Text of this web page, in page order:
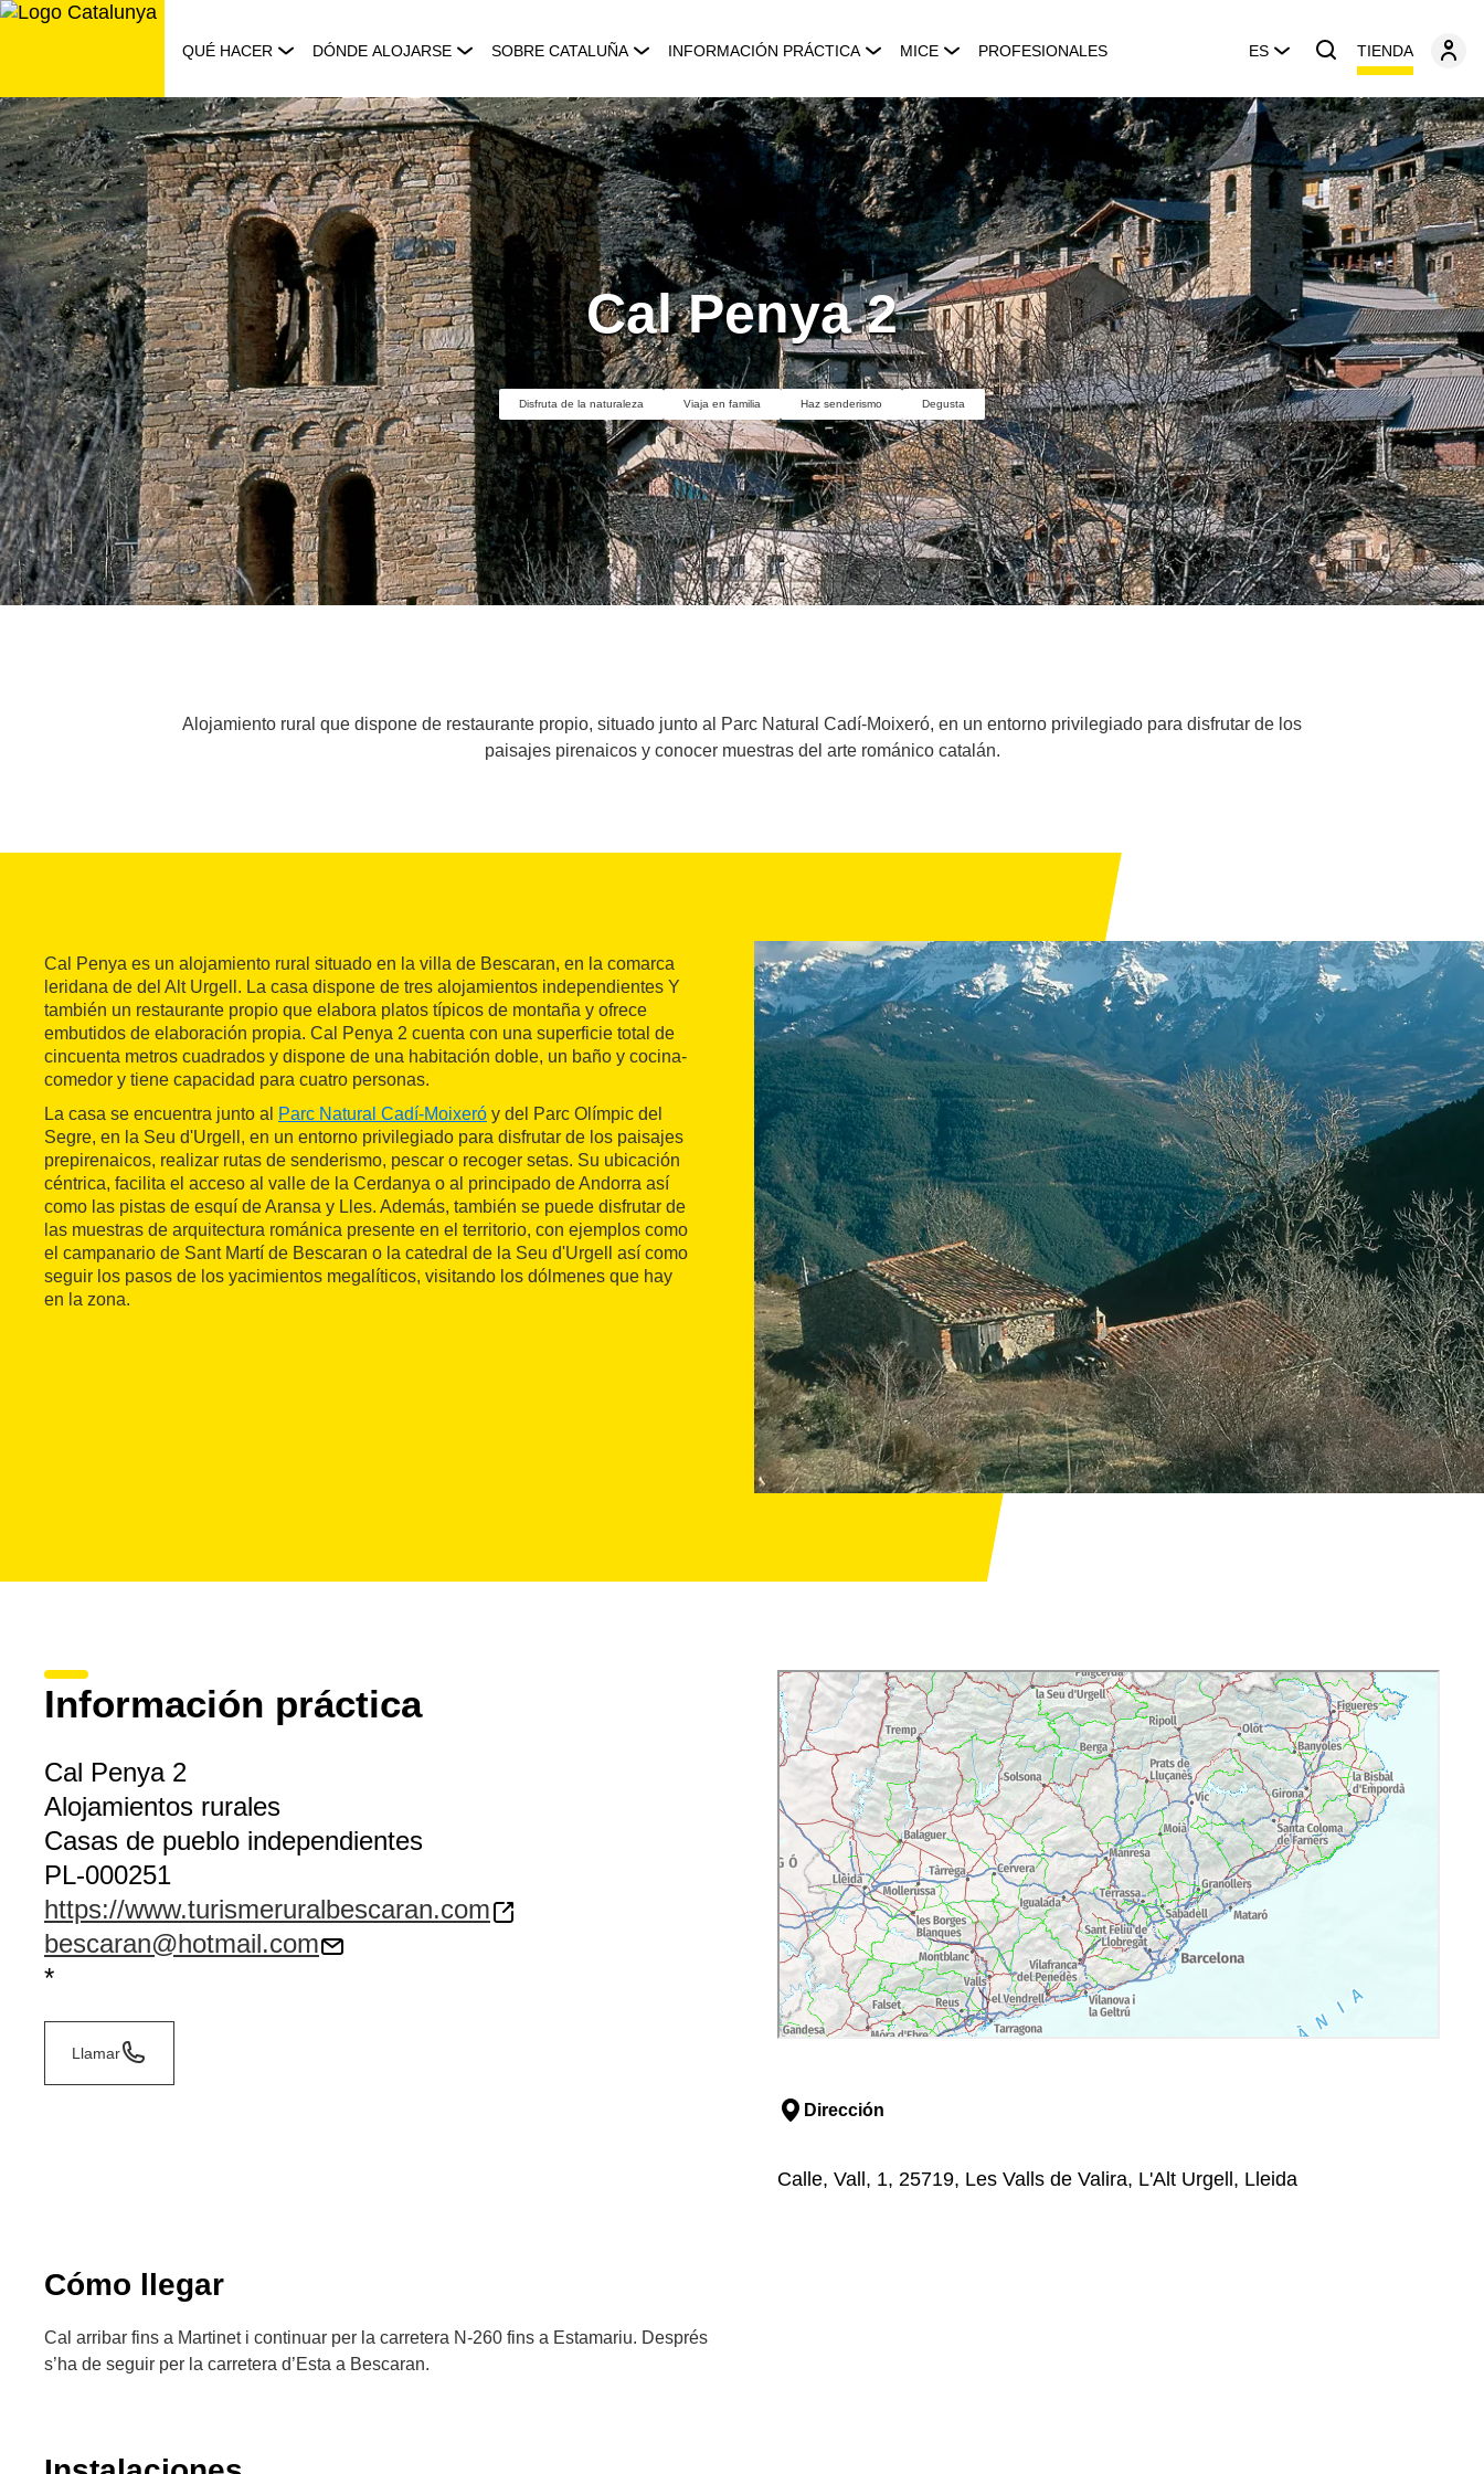
Saltar
QUÉ HACER DÓNDE ALOJARSE SOBRE CATALUÑA INFORMACIÓN PRÁCTICA MICE PROFESIONALES ES TIENDA
Cal Penya 2
Disfruta de la naturaleza Viaja en familia Haz senderismo Degusta
Alojamiento rural que dispone de restaurante propio, situado junto al Parc Natural Cadí-Moixeró, en un entorno privilegiado para disfrutar de los
paisajes pirenaicos y conocer muestras del arte románico catalán.
Cal Penya es un alojamiento rural situado en la villa de Bescaran, en la comarca
leridana de del Alt Urgell. La casa dispone de tres alojamientos independientes Y
también un restaurante propio que elabora platos típicos de montaña y ofrece
embutidos de elaboración propia. Cal Penya 2 cuenta con una superficie total de
cincuenta metros cuadrados y dispone de una habitación doble, un baño y cocina-
comedor y tiene capacidad para cuatro personas.
La casa se encuentra junto al
Parc Natural Cadí-Moixeró y del Parc Olímpic del
Segre, en la Seu d'Urgell, en un entorno privilegiado para disfrutar de los paisajes
prepirenaicos, realizar rutas de senderismo, pescar o recoger setas. Su ubicación
céntrica, facilita el acceso al valle de la Cerdanya o al principado de Andorra así
como las pistas de esquí de Aransa y Lles. Además, también se puede disfrutar de
las muestras de arquitectura románica presente en el territorio, con ejemplos como
el campanario de Sant Martí de Bescaran o la catedral de la Seu d'Urgell así como
seguir los pasos de los yacimientos megalíticos, visitando los dólmenes que hay
en la zona.
Información práctica
Cal Penya 2
Alojamientos rurales
Casas de pueblo independientes
PL-000251
https://www.turismeruralbescaran.com
bescaran@hotmail.com
*
Llamar
Dirección
Calle, Vall, 1, 25719, Les Valls de Valira, L'Alt Urgell, Lleida
Cómo llegar
Cal arribar fins a Martinet i continuar per la carretera N-260 fins a Estamariu. Després
s’ha de seguir per la carretera d’Esta a Bescaran.